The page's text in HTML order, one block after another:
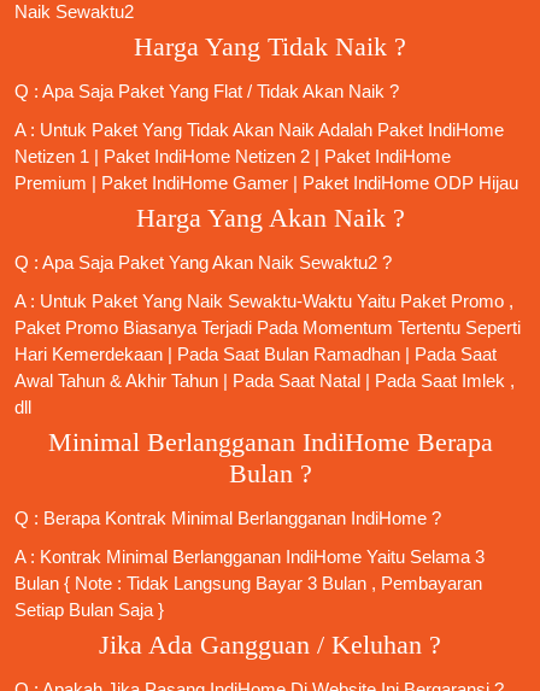
Naik Sewaktu2
Harga Yang Tidak Naik ?
Q : Apa Saja Paket Yang Flat / Tidak Akan Naik ?
A : Untuk Paket Yang Tidak Akan Naik Adalah Paket IndiHome
Netizen 1 | Paket IndiHome Netizen 2 | Paket IndiHome
Premium | Paket IndiHome Gamer | Paket IndiHome ODP Hijau
Harga Yang Akan Naik ?
Q : Apa Saja Paket Yang Akan Naik Sewaktu2 ?
A : Untuk Paket Yang Naik Sewaktu-Waktu Yaitu Paket Promo ,
Paket Promo Biasanya Terjadi Pada Momentum Tertentu Seperti
Hari Kemerdekaan | Pada Saat Bulan Ramadhan | Pada Saat
Awal Tahun & Akhir Tahun | Pada Saat Natal | Pada Saat Imlek ,
dll
Minimal Berlangganan IndiHome Berapa
Bulan ?
Q : Berapa Kontrak Minimal Berlangganan IndiHome ?
A : Kontrak Minimal Berlangganan IndiHome Yaitu Selama 3
Bulan { Note : Tidak Langsung Bayar 3 Bulan , Pembayaran
Setiap Bulan Saja }
Jika Ada Gangguan / Keluhan ?